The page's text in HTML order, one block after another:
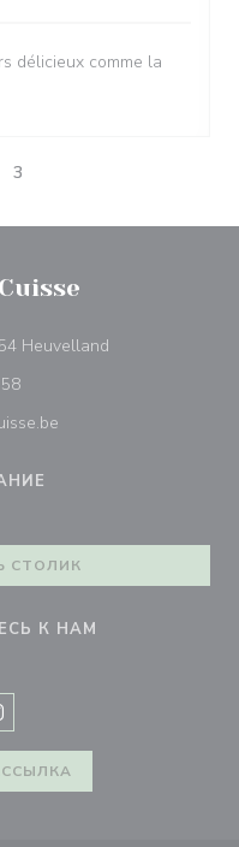
délicieux comme la
3
Heuvelland((открывается
СТОЛИК
К НАМ
((открывается в новом
((открывается в